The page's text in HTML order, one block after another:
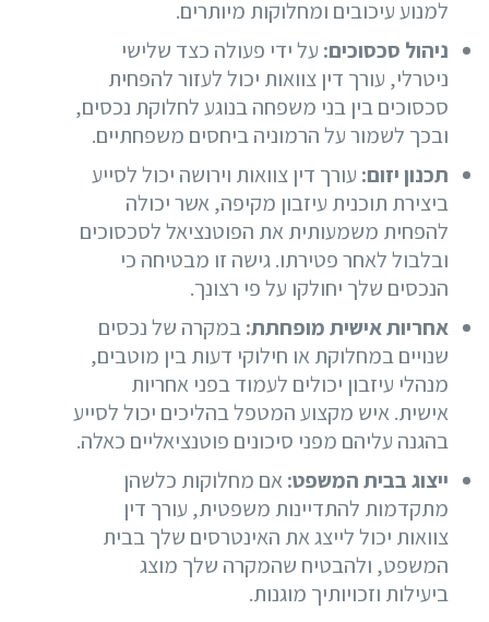
למנוע עיכובים ומחלוקות מיותרים.
ניהול סכסוכים: על ידי פעולה כצד שלישי
ניטרלי, עורך דין צוואות יכול לעזור להפחית
סכסוכים בין בני משפחה בנוגע לחלוקת נכסים,
ובכך לשמור על הרמוניה ביחסים משפחתיים.
תכנון יזום: עורך דין צוואות וירושה יכול לסייע
ביצירת תוכנית עיזבון מקיפה, אשר יכולה
להפחית משמעותית את הפוטנציאל לסכסוכים
ובלבול לאחר פטירתו. גישה זו מבטיחה כי
הנכסים שלך יחולקו על פי רצונך.
אחריות אישית מופחתת:במקרה של נכסים
שנויים במחלוקת או חילוקי דעות בין מוטבים,
מנהלי עיזבון יכולים לעמוד בפני אחריות
אישית. איש מקצוע המטפל בהליכים יכול לסייע
בהגנה עליהם מפני סיכונים פוטנציאליים כאלה.
ייצוג בבית המשפט:אם מחלוקות כלשהן
מתקדמות להתדיינות משפטית, עורך דין
צוואות יכול לייצג את האינטרסים שלך בבית
המשפט, ולהבטיח שהמקרה שלך מוצג
ביעילות וזכויותיך מוגנות.